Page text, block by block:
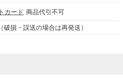
カード 商品代引不可
破損・誤送の場合は再発送）